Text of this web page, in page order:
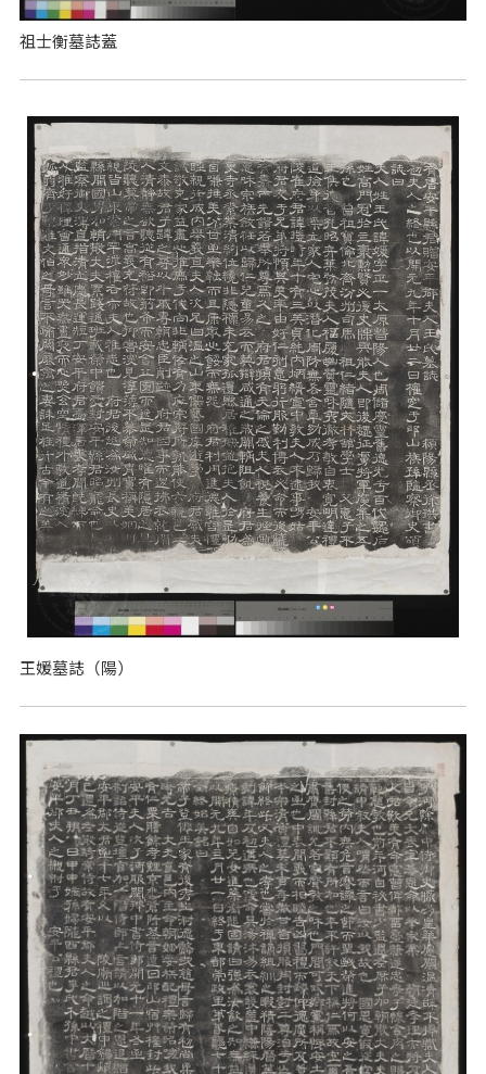
祖士衡墓誌蓋
王媛墓誌（陽）